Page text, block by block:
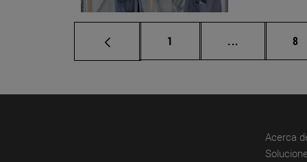
Página
1 ... Páginas 8
Acerca